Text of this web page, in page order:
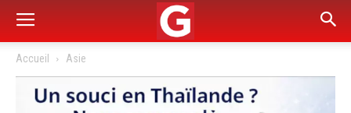
Accueil Asie